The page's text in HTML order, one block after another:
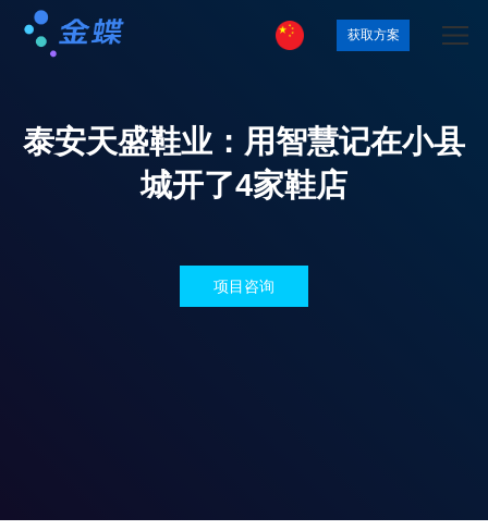
获取方案
泰安天盛鞋业：用智慧记在小县
城开了4家鞋店
项目咨询